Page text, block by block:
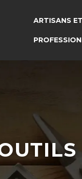
ARTISANS ET